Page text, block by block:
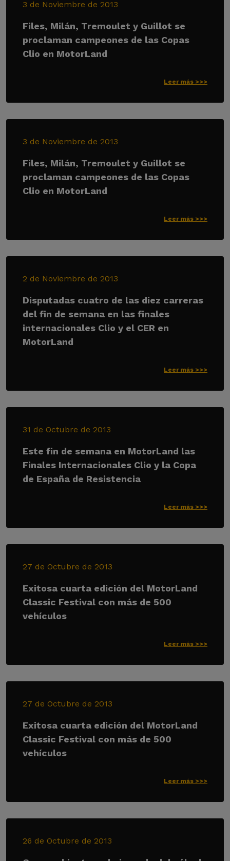
3 de Noviembre de 2013
Files, Milán, Tremoulet y Guillot se
proclaman campeones de las Copas
Clio en MotorLand
Leer más >>>
3 de Noviembre de 2013
Files, Milán, Tremoulet y Guillot se
proclaman campeones de las Copas
Clio en MotorLand
Leer más >>>
2 de Noviembre de 2013
Disputadas cuatro de las diez carreras
del fin de semana en las finales
internacionales Clio y el CER en
MotorLand
Leer más >>>
31 de Octubre de 2013
Este fin de semana en MotorLand las
Finales Internacionales Clio y la Copa
de España de Resistencia
Leer más >>>
27 de Octubre de 2013
Exitosa cuarta edición del MotorLand
Classic Festival con más de 500
vehículos
Leer más >>>
27 de Octubre de 2013
Exitosa cuarta edición del MotorLand
Classic Festival con más de 500
vehículos
Leer más >>>
26 de Octubre de 2013